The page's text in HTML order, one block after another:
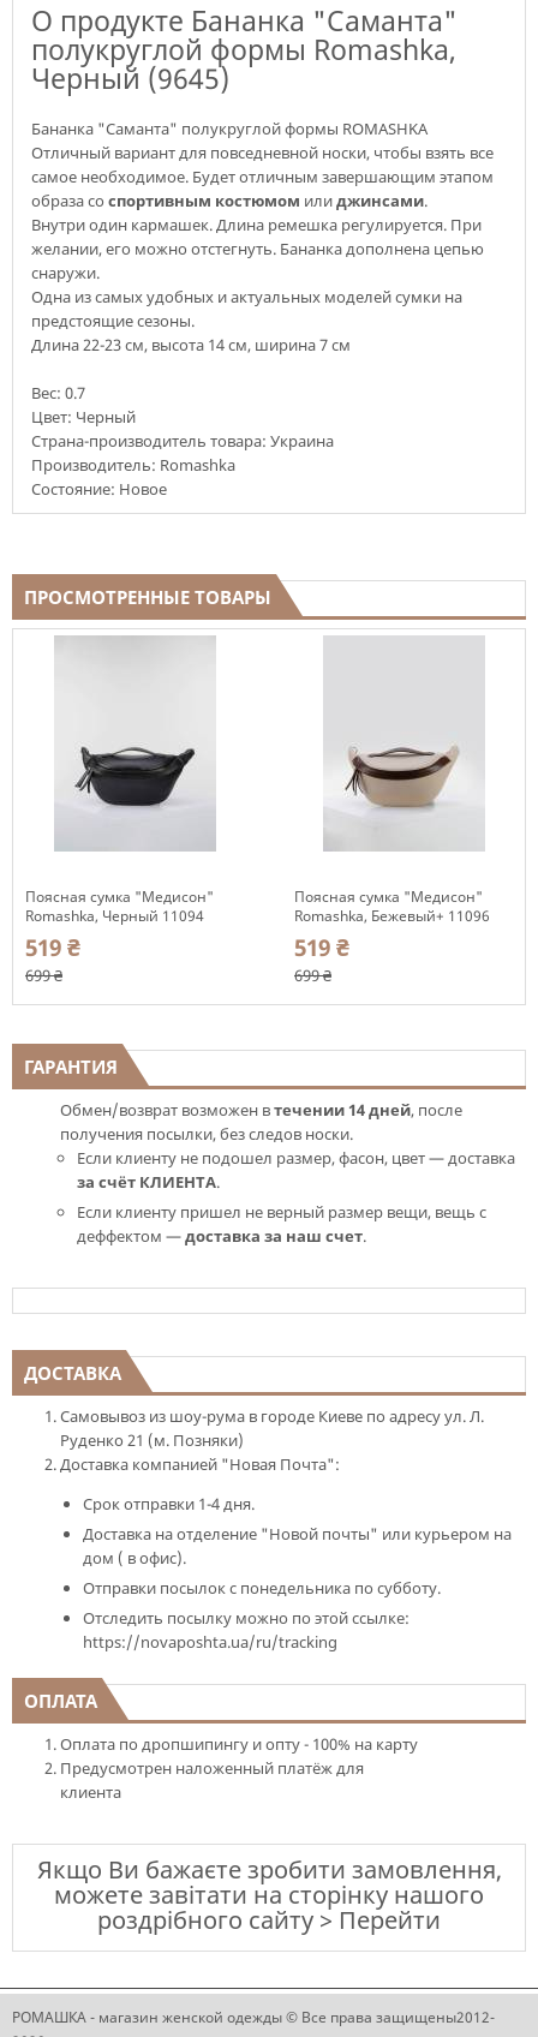
О продукте Бананка "Саманта"
полукруглой формы Romashka,
Черный (9645)
Бананка "Саманта" полукруглой формы ROMASHKA
Отличный вариант для повседневной носки, чтобы взять все
самое необходимое. Будет отличным завершающим этапом
образа со спортивным костюмом илиджинсами.
Внутри один кармашек. Длина ремешка регулируется. При
желании, его можно отстегнуть. Бананка дополнена цепью
снаружи.
Одна из самых удобных и актуальных моделей сумки на
предстоящие сезоны.
Длина 22-23 см, высота 14 см, ширина 7 см
Вес: 0.7
Цвет: Черный
Страна-производитель товара: Украина
Производитель: Romashka
Состояние: Новое
ПРОСМОТРЕННЫЕ ТОВАРЫ
Поясная сумка "Медисон"
Romashka, Черный 11094
519 ₴
699 ₴
Поясная сумка "Медисон"
Romashka, Бежевый+ 11096
519 ₴
699 ₴
ГАРАНТИЯ
Обмен/возврат возможен втечении 14 дней, после
получения посылки, без следов носки.
Если клиенту не подошел размер, фасон, цвет — доставка
за счёт КЛИЕНТА.
Если клиенту пришел не верный размер вещи, вещь с
деффектом —доставка за наш счет.
ДОСТАВКА
Самовывоз из шоу-рума в городе Киеве по адресу ул. Л.
Руденко 21 (м. Позняки)
Доставка компанией "Новая Почта":
Срок отправки 1-4 дня.
Доставка на отделение "Новой почты" или курьером на
дом ( в офис).
Отправки посылок с понедельника по субботу.
Отследить посылку можно по этой ссылке:
https://novaposhta.ua/ru/tracking
ОПЛАТА
Оплата по дропшипингу и опту - 100% на карту
Предусмотрен наложенный платёж для
клиента
Якщо Ви бажаєте зробити замовлення,
можете завітати на сторінку нашого
роздрібного сайту > Перейти
РОМАШКА - магазин женской одежды © Все права защищены2012-